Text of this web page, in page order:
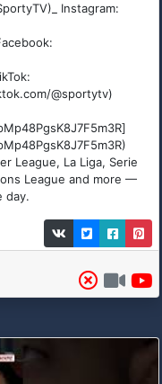
Instagram:
@sportytv)
League, La Liga, Serie
League and more —
day.